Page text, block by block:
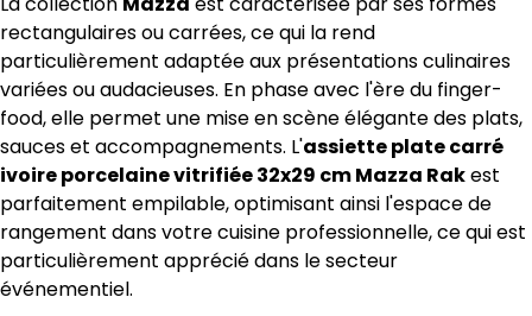
rectangulaires ou carrées, ce qui la rend
particulièrement adaptée aux présentations culinaires
variées ou audacieuses. En phase avec l'ère du finger-
food, elle permet une mise en scène élégante des plats,
sauces et accompagnements. L'assiette plate carré
ivoire porcelaine vitrifiée 32x29 cm Mazza Rakest
parfaitement empilable, optimisant ainsi l'espace de
rangement dans votre cuisine professionnelle, ce qui est
particulièrement apprécié dans le secteur
événementiel.